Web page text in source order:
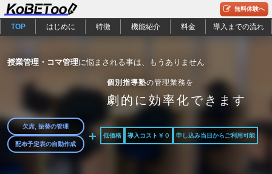
無料体験へ
TOP はじめに 特徴 機能紹介 料金 導入までの流れ
授業管理・コマ管理に悩まされる事は、もうありません
個別指導塾の管理業務を
劇的に効率化できます
欠席, 振替の管理
配布予定表の自動作成
＋ 低価格 導入コスト￥０ 申し込み当日からご利用可能